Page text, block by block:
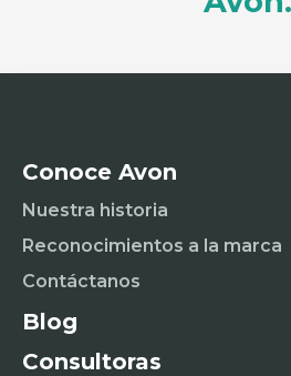
Conoce Avon
Nuestra historia
Reconocimientos a la marca
Contáctanos
Blog
Consultoras